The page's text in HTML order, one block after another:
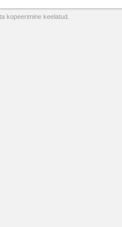
kopeerimine keelatud.